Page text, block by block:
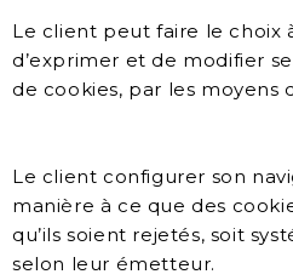
Le client peut faire le choix
d’exprimer et de modifier
de cookies, par les moyens
Le client configurer son
manière à ce que des
qu’ils soient rejetés, soit
selon leur émetteur.